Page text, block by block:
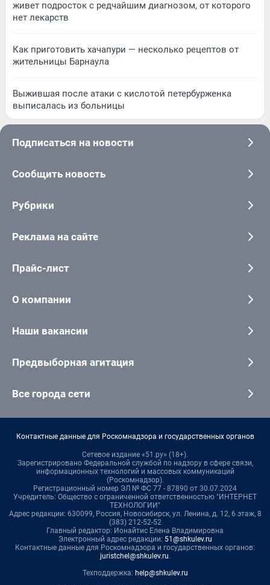
живет подросток с редчайшим диагнозом, от которого
нет лекарств
Как приготовить хачапури — несколько рецептов от
жительницы Барнаула
Выжившая после атаки с кислотой петербурженка
выписалась из больницы
Подписаться на новости
Сообщить новость
Рубрики
Реклама на сайте
Прайс-лист
О компании
Наши вакансии
Предвыборная агитация
Все города сети
Контактные данные для Роскомнадзора и государственных органов
Сетевое издание «51.ру» (18+).
Зарегистрировано Федеральной службой по надзору в сфере связи,
информационных технологий и массовых коммуникаций
(Роскомнадзор).
Регистрационный номер ЭЛ № ФС 77 - 87890 от 30.07.2024
Учредитель: Общество с ограниченной ответственностью "ИНТЕРНЕТ
ТЕХНОЛОГИИ"
Адрес редакции: 630099, Россия, Новосибирск, ул. Ленина, д. 12, 6 этаж, 8
(383) 212-52-52
Главный редактор: Ионайтис Елена Владимировна
Электронный адрес редакции: 51@shkulev.ru
Контактные данные для Роскомнадзора и государственных органов:
juristchel@shkulev.ru.
Техподдержка: help@shkulev.ru